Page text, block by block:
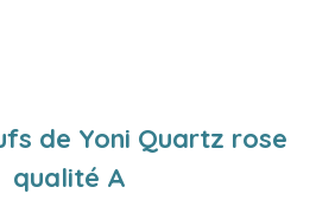
de Yoni Quartz rose
qualité A